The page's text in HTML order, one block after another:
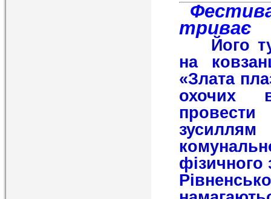
триває
Його
на
«Злата
охочих
фізичного